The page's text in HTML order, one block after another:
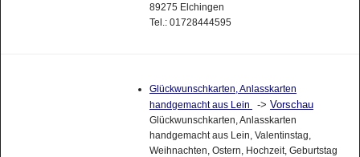
89275 Elchingen
Tel.: 01728444595
Glückwunschkarten, Anlasskarten
handgemacht aus Lein
-> Vorschau
Glückwunschkarten, Anlasskarten
handgemacht aus Lein, Valentinstag,
Weihnachten, Ostern, Hochzeit, Geburtstag